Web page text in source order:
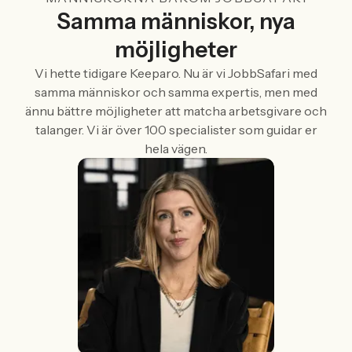
Samma människor, nya
möjligheter
Vi hette tidigare Keeparo. Nu är vi JobbSafari med
samma människor och samma expertis, men med
ännu bättre möjligheter att matcha arbetsgivare och
talanger. Vi är över 100 specialister som guidar er
hela vägen.